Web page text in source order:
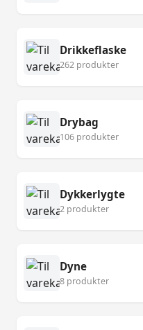
Drikkeflaske
262 produkter
Drybag
106 produkter
Dykkerlygte
2 produkter
Dyne
8 produkter